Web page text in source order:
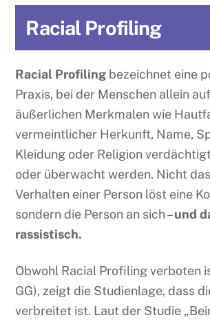
Racial Profiling
Racial Profiling bezeichnet eine
Praxis, bei der Menschen allein
äußerlichen Merkmalen wie
vermeintlicher Herkunft, Name,
Kleidung oder Religion
oder überwacht werden. Nicht
Verhalten einer Person löst eine
sondern die Person an sich –und
rassistisch.
Obwohl Racial Profiling verboten
GG), zeigt die Studienlage, dass
verbreitet ist. Laut der Studie